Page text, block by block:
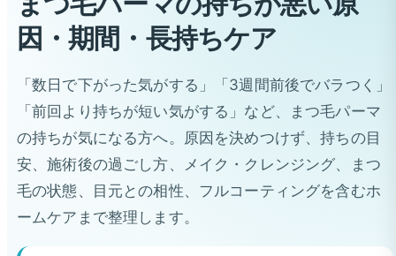
因・期間・長持ちケア
「数日で下がった気がする」「3週間前後でバラつく」
「前回より持ちが短い気がする」など、まつ毛パーマ
の持ちが気になる方へ。原因を決めつけず、持ちの目
安、施術後の過ごし方、メイク・クレンジング、まつ
毛の状態、目元との相性、フルコーティングを含むホ
ームケアまで整理します。